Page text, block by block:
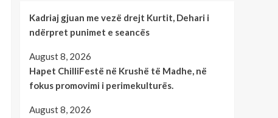
Kadriaj gjuan me vezë drejt Kurtit, Dehari i
ndërpret punimet e seancës
August 8, 2026
Hapet ChilliFestë në Krushë të Madhe, në
fokus promovimi i perimekulturës.
August 8, 2026